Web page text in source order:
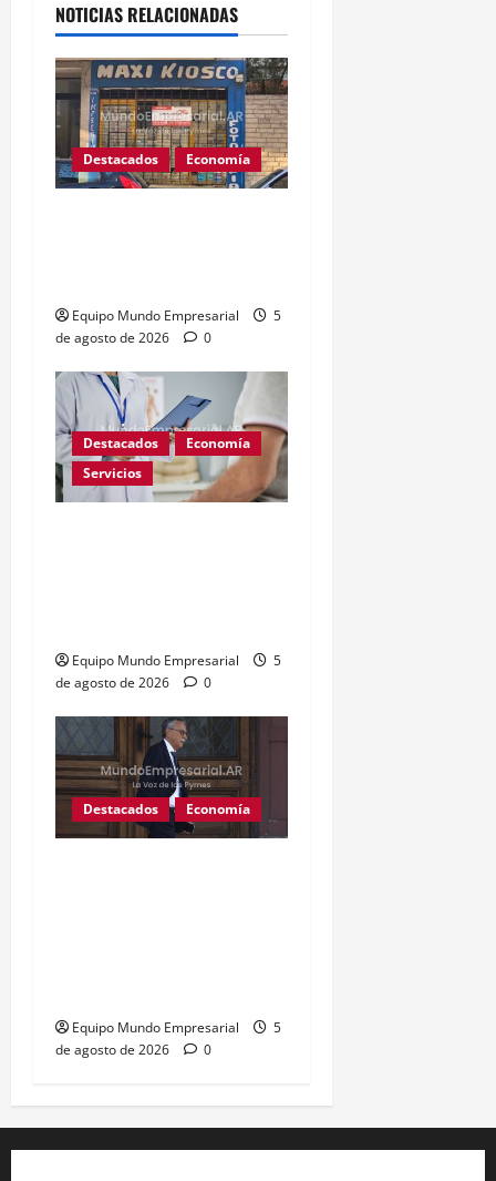
NOTICIAS RELACIONADAS
Destacados Economía
Equipo Mundo Empresarial
5
de agosto de 2026
0
Destacados
Economía
Servicios
Equipo Mundo Empresarial
5
de agosto de 2026
0
Destacados Economía
Equipo Mundo Empresarial
5
de agosto de 2026
0